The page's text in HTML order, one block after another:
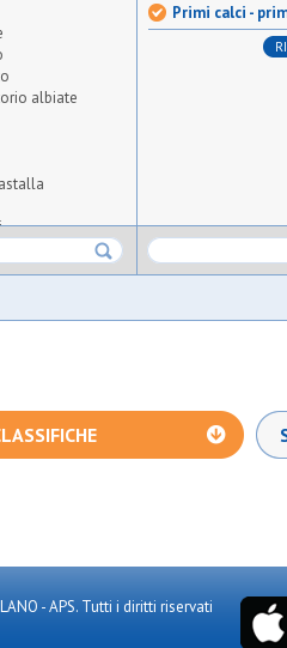
albiate
Primi calci -
- APS. Tutti i diritti riservati